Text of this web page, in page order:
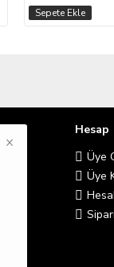
Sepete Ekle
Hesap
Üye
Üye
×